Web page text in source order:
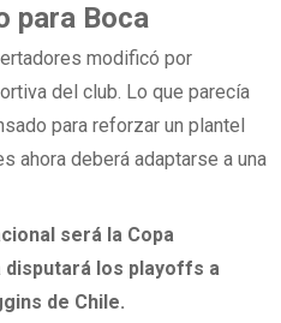
para Boca
modificó por
del club. Lo que parecía
para reforzar un plantel
ahora deberá adaptarse a una
será la Copa
disputará los playoffs a
de Chile.